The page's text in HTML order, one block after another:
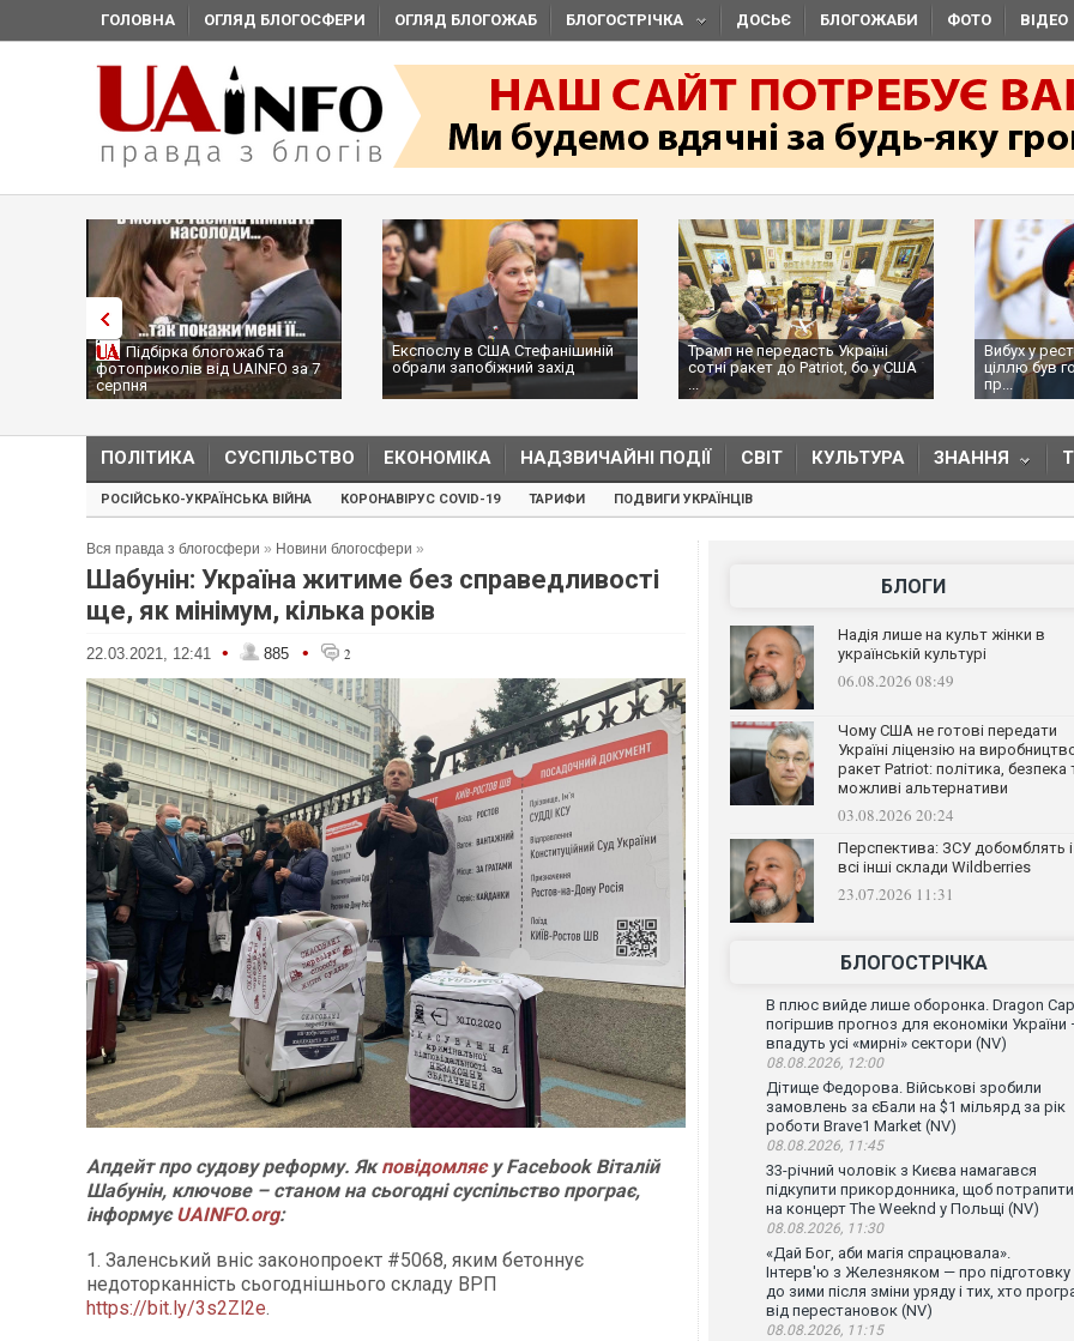
ГОЛОВНА ОГЛЯД БЛОГОСФЕРИ ОГЛЯД БЛОГОЖАБ БЛОГОСТРІЧКА ДОСЬЄ БЛОГОЖАБИ ФОТО ВІДЕО
Підбірка блогожаб та
фотоприколів від UAINFO за 7
серпня
Експослу в США Стефанішиній
обрали запобіжний захід
Трамп не передасть Україні
сотні ракет до Patriot, бо у США
...
Вибух у
ціллю був
пр...
ПОЛІТИКА СУСПІЛЬСТВО ЕКОНОМІКА НАДЗВИЧАЙНІ ПОДІЇ СВІТ КУЛЬТУРА ЗНАННЯ
РОСІЙСЬКО-УКРАЇНСЬКА ВІЙНА КОРОНАВІРУС COVID-19 ТАРИФИ ПОДВИГИ УКРАЇНЦІВ
Вся правда з блогосфери » Новини блогосфери »
Шабунін: Україна житиме без справедливості
ще, як мінімум, кілька років
22.03.2021, 12:41 • 885 • 2
Апдейт про судову реформу. Якповідомляє у Facebook Віталій
Шабунін, ключове – станом на сьогодні суспільство програє,
інформуєUAINFO.org:
1. Заленський вніс законопроект #5068, яким бетоннує
недоторканність сьогоднішнього складу ВРП
https://bit.ly/3s2Zl2e.
БЛОГИ
Надія лише на культ жінки в
українській культурі
06.08.2026 08:49
Чому США не готові передати
Україні ліцензію на
ракет Patriot: політика, безпека
можливі альтернативи
03.08.2026 20:24
Перспектива: ЗСУ добомблять і
всі інші склади Wildberries
23.07.2026 11:31
БЛОГОСТРІЧКА
В плюс вийде лише оборонка. Dragon
погіршив прогноз для економіки України
впадуть усі «мирні» сектори (NV)
08.08.2026, 12:00
Дітище Федорова. Військові зробили
замовлень за єБали на $1 мільярд за рік
роботи Brave1 Market (NV)
08.08.2026, 11:45
33-річний чоловік з Києва намагався
підкупити прикордонника, щоб потрапити
на концерт The Weeknd у Польщі (NV)
08.08.2026, 11:30
«Дай Бог, аби магія спрацювала».
Інтерв'ю з Железняком — про підготовку
до зими після зміни уряду і тих, хто
від перестановок (NV)
08.08.2026, 11:15